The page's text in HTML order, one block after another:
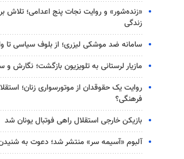
«زنده‌شور» و روایت نجات پنج اعدامی؛
زندگی
سامانه ضد موشکی لیزری؛ از بلوف سیاسی تا
مازیار لرستانی به تلویزیون بازگشت؛ نگارش
روایت یک حقوقدان از موتورسواری زنان؛
فرهنگی؟
بازیکن خارجی استقلال راهی فوتبال یونان شد
آلبوم «آسیمه سر» منتشر شد؛ دعوت به